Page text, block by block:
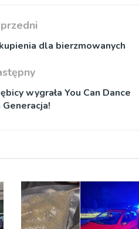
dla bierzmowanych
wygrała You Can Dance